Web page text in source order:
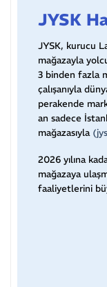
JYSK
JYSK, kurucu
mağazayla
3 binden fazla
çalışanıyla
perakende
an sadece
mağazasıyla
2026 yılına
mağazaya
faaliyetlerini